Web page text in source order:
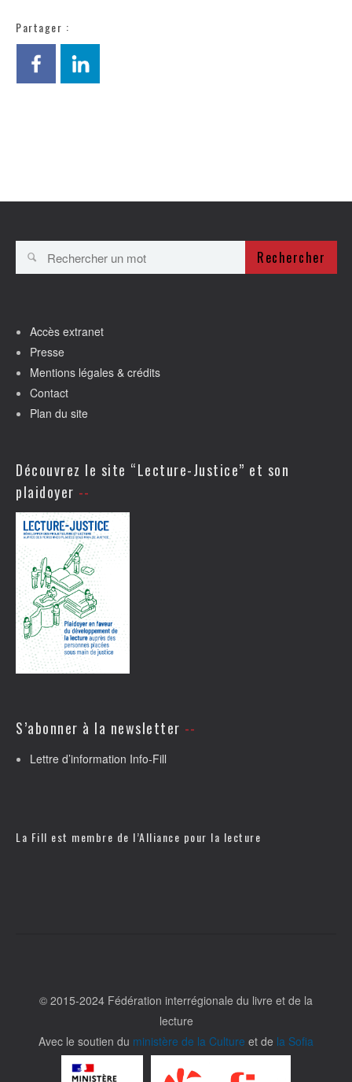
Partager :
Rechercher
Accès extranet
Presse
Mentions légales & crédits
Contact
Plan du site
Découvrez le site “Lecture-Justice” et son
plaidoyer
S’abonner à la newsletter
Lettre d’information Info-Fill
La Fill est membre de l’Alliance pour la lecture
© 2015-2024 Fédération interrégionale du livre et de la
lecture
Avec le soutien du ministère de la Culture et de la Sofia